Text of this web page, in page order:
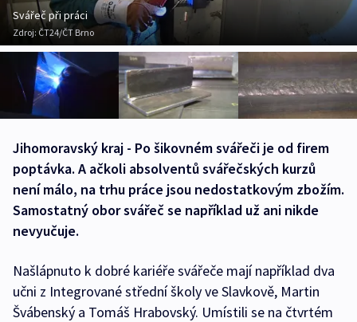
Svářeč při práci
Zdroj: ČT24/ČT Brno
Jihomoravský kraj - Po šikovném svářeči je od firem
poptávka. A ačkoli absolventů svářečských kurzů
není málo, na trhu práce jsou nedostatkovým zbožím.
Samostatný obor svářeč se například už ani nikde
nevyučuje.
Našlápnuto k dobré kariéře svářeče mají například dva
učni z Integrované střední školy ve Slavkově, Martin
Švábenský a Tomáš Hrabovský. Umístili se na čtvrtém